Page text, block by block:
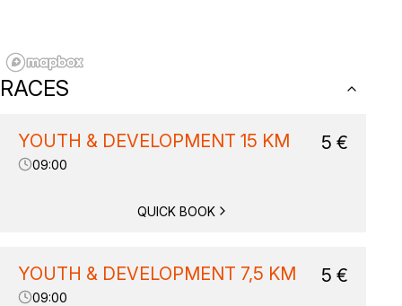
RACES
YOUTH & DEVELOPMENT 15 KM
09:00
5 €
QUICK BOOK
YOUTH & DEVELOPMENT 7,5 KM
09:00
5 €